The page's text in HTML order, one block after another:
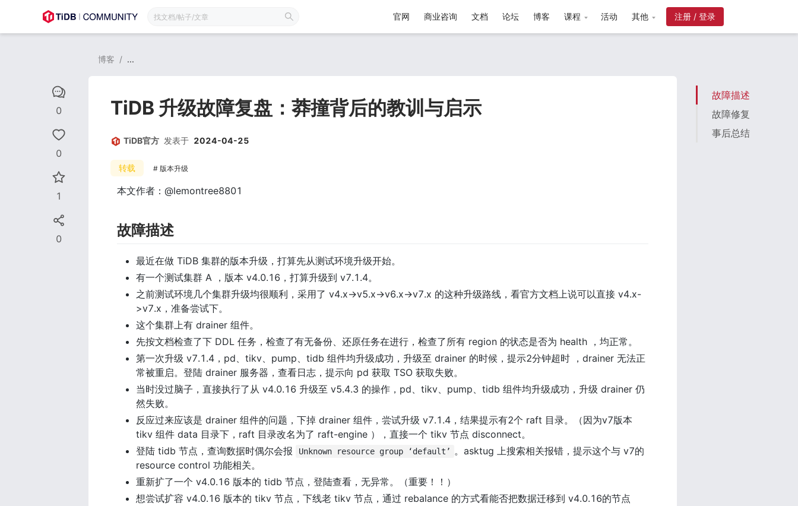
官网 商业咨询 文档 论坛 博客 课程 活动 其他
0
0
1
0
博客 / ...
TiDB 升级故障复盘：莽撞背后的教训与启示
TiDB官方 发表于 2024-04-25
转载 版本升级
本文作者：@lemontree8801
故障描述
最近在做 TiDB 集群的版本升级，打算先从测试环境升级开始。
有一个测试集群 A ，版本 v4.0.16，打算升级到 v7.1.4。
之前测试环境几个集群升级均很顺利，采用了 v4.x->v5.x->v6.x->v7.x 的这种升级路线，看官方文档上说可以直接 v4.x-
>v7.x，准备尝试下。
这个集群上有 drainer 组件。
先按文档检查了下 DDL 任务，检查了有无备份、还原任务在进行，检查了所有 region 的状态是否为 health ，均正常。
第一次升级 v7.1.4，pd、tikv、pump、tidb 组件均升级成功，升级至 drainer 的时候，提示2分钟超时 ，drainer 无法正
常被重启。登陆 drainer 服务器，查看日志，提示向 pd 获取 TSO 获取失败。
当时没过脑子，直接执行了从 v4.0.16 升级至 v5.4.3 的操作，pd、tikv、pump、tidb 组件均升级成功，升级 drainer 仍
然失败。
反应过来应该是 drainer 组件的问题，下掉 drainer 组件，尝试升级 v7.1.4，结果提示有2个 raft 目录。（因为v7版本
tikv 组件 data 目录下，raft 目录改名为了 raft-engine ），直接一个 tikv 节点 disconnect。
登陆 tidb 节点，查询数据时偶尔会报
Unknown resource group ‘default’ 。asktug 上搜索相关报错，提示这个与 v7的
resource control 功能相关。
重新扩了一个 v4.0.16 版本的 tidb 节点，登陆查看，无异常。（重要！！）
想尝试扩容 v4.0.16 版本的 tikv 节点，下线老 tikv 节点，通过 rebalance 的方式看能否把数据迁移到 v4.0.16的节点
故障描述
故障修复
事后总结